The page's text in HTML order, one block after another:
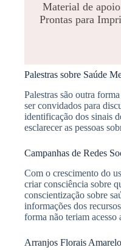
Material de
Prontas para
Palestras sobre Saúde
Palestras são outra
ser convidados para
identificação dos sinais
esclarecer as pessoas
Campanhas de Redes
Com o crescimento do
criar consciência sobre
conscientização sobre
informações dos
forma não teriam acesso
Arranjos Florais